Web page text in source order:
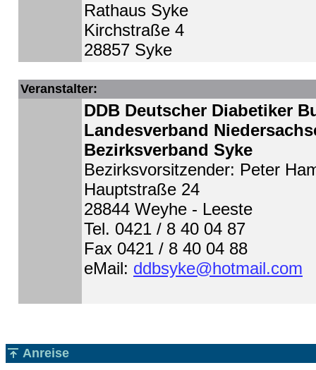
Rathaus Syke
Kirchstraße 4
28857 Syke
Veranstalter:
DDB Deutscher Diabetiker
Landesverband
Bezirksverband Syke
Bezirksvorsitzender: Peter
Hauptstraße 24
28844 Weyhe - Leeste
Tel. 0421 / 8 40 04 87
Fax 0421 / 8 40 04 88
eMail: ddbsyke@hotmail.com
Anreise